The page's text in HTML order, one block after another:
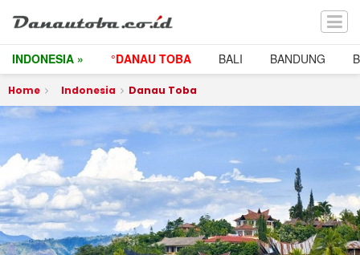
INDONESIA » °DANAU TOBA BALI BANDUNG
Home Indonesia Danau Toba